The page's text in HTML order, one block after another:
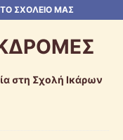
ΤΟ ΣΧΟΛΕΙΟ ΜΑΣ
στη Σχολή Ικάρων